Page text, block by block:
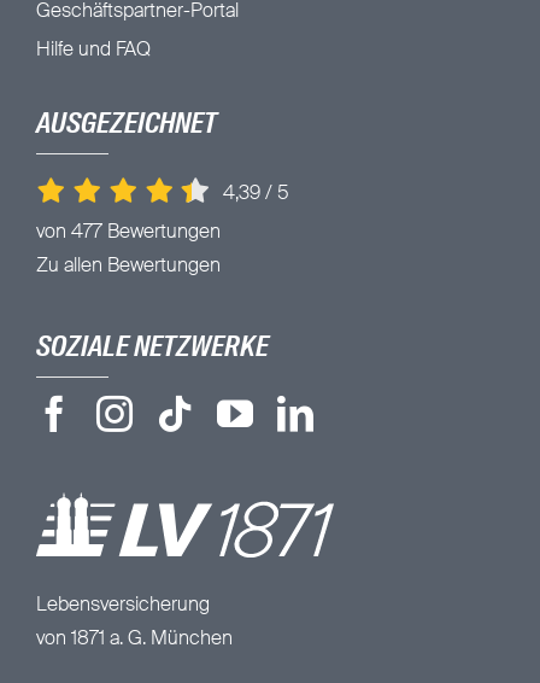
Geschäftspartner-Portal
Hilfe und FAQ
AUSGEZEICHNET
4,39/ 5
von 477 Bewertungen
Zu allen Bewertungen
SOZIALE NETZWERKE
Lebensversicherung
von 1871 a. G. München